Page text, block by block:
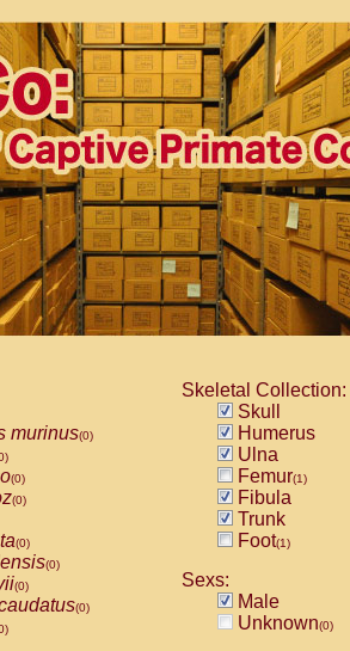
murinus(0)
(0)
(0)
(0)
(0)
(0)
(0)
Skeletal Collection:
Skull
Humerus
Ulna
Femur(1)
Fibula
Trunk
Foot(1)
Sexs:
Male
Unknown(0)